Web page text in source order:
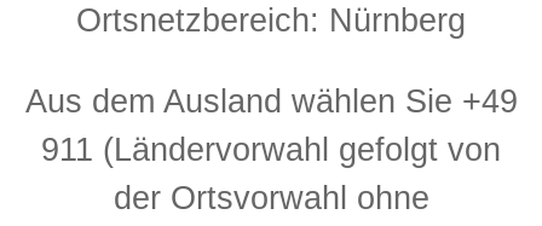
Ortsnetzbereich: Nürnberg
Aus dem Ausland wählen Sie +49
911 (Ländervorwahl gefolgt von
der Ortsvorwahl ohne